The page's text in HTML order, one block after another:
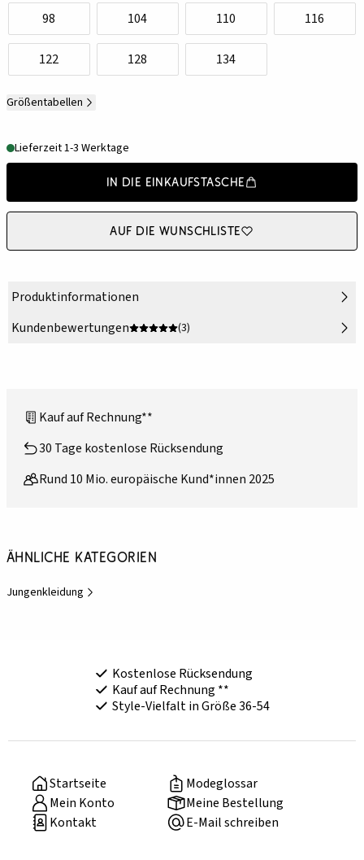
98 104 110 116
122 128 134
Größentabellen
Lieferzeit 1-3 Werktage
In die Einkaufstasche
Auf die Wunschliste
Produktinformationen
Kundenbewertungen
(3)
Kauf auf Rechnung**
30 Tage kostenlose Rücksendung
Rund 10 Mio. europäische Kund*innen 2025
Ähnliche Kategorien
Jungenkleidung
Kostenlose Rücksendung
Kauf auf Rechnung **
Style-Vielfalt in Größe 36-54
Startseite
Modeglossar
Mein Konto
Meine Bestellung
Kontakt
E-Mail schreiben